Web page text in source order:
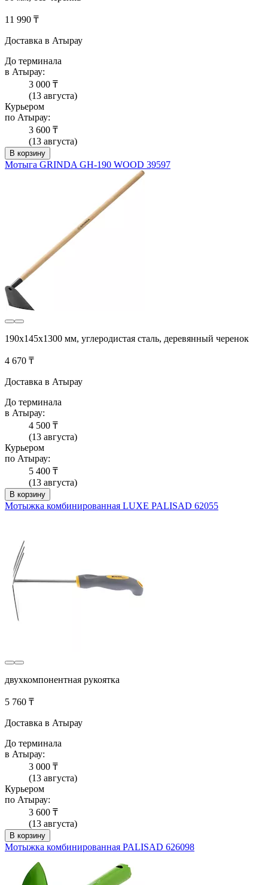
11 990 ₸
Доставка в Атырау
До терминала
в Атырау:
3 000 ₸
(13 августа)
Курьером
по Атырау:
3 600 ₸
(13 августа)
В корзину
Мотыга GRINDA GH-190 WOOD 39597
190x145x1300 мм, углеродистая сталь, деревянный черенок
4 670 ₸
Доставка в Атырау
До терминала
в Атырау:
4 500 ₸
(13 августа)
Курьером
по Атырау:
5 400 ₸
(13 августа)
В корзину
Мотыжка комбинированная LUXE PALISAD 62055
двухкомпонентная рукоятка
5 760 ₸
Доставка в Атырау
До терминала
в Атырау:
3 000 ₸
(13 августа)
Курьером
по Атырау:
3 600 ₸
(13 августа)
В корзину
Мотыжка комбинированная PALISAD 626098